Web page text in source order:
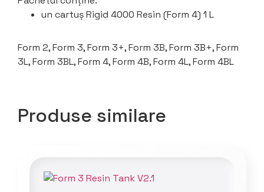
un cartuș Rigid 4000 Resin (Form 4) 1 L
Form 2, Form 3, Form 3+, Form 3B, Form 3B+, Form
3L, Form 3BL, Form 4, Form 4B, Form 4L, Form 4BL
Produse similare